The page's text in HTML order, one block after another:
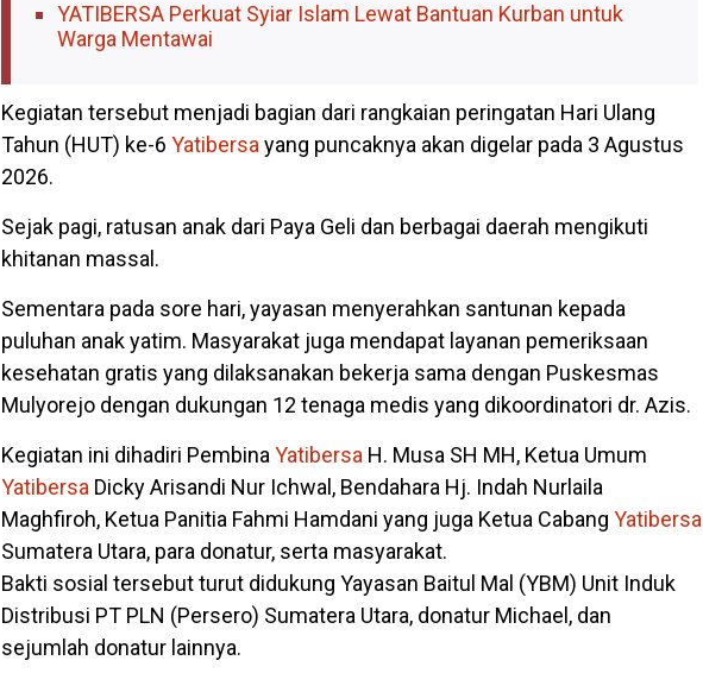
YATIBERSA Perkuat Syiar Islam Lewat Bantuan Kurban untuk
Warga Mentawai
Kegiatan tersebut menjadi bagian dari rangkaian peringatan Hari Ulang
Tahun (HUT) ke-6 Yatibersayang puncaknya akan digelar pada 3 Agustus
2026.
Sejak pagi, ratusan anak dari Paya Geli dan berbagai daerah mengikuti
khitanan massal.
Sementara pada sore hari, yayasan menyerahkan santunan kepada
puluhan anak yatim. Masyarakat juga mendapat layanan pemeriksaan
kesehatan gratis yang dilaksanakan bekerja sama dengan Puskesmas
Mulyorejo dengan dukungan 12 tenaga medis yang dikoordinatori dr. Azis.
Kegiatan ini dihadiri PembinaYatibersa H. Musa SH MH, Ketua Umum
Yatibersa Dicky Arisandi Nur Ichwal, Bendahara Hj. Indah Nurlaila
Maghfiroh, Ketua Panitia Fahmi Hamdani yang juga Ketua Cabang Yatibersa
Sumatera Utara, para donatur, serta masyarakat.
Bakti sosial tersebut turut didukung Yayasan Baitul Mal (YBM) Unit Induk
Distribusi PT PLN (Persero) Sumatera Utara, donatur Michael, dan
sejumlah donatur lainnya.